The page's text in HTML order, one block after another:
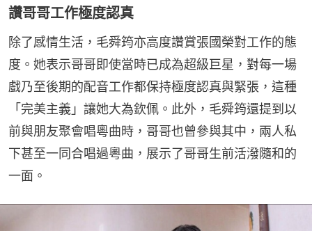
讚哥哥工作極度認真
除了感情生活，毛舜筠亦高度讚賞張國榮對工作的態
度。她表示哥哥即使當時已成為超級巨星，對每一場
戲乃至後期的配音工作都保持極度認真與緊張，這種
「完美主義」讓她大為欽佩。此外，毛舜筠還提到以
前與朋友聚會唱粵曲時，哥哥也曾參與其中，兩人私
下甚至一同合唱過粵曲，展示了哥哥生前活潑隨和的
一面。